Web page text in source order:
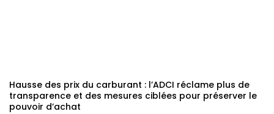
Hausse des prix du carburant : l’ADCI réclame plus de
transparence et des mesures ciblées pour préserver le
pouvoir d’achat